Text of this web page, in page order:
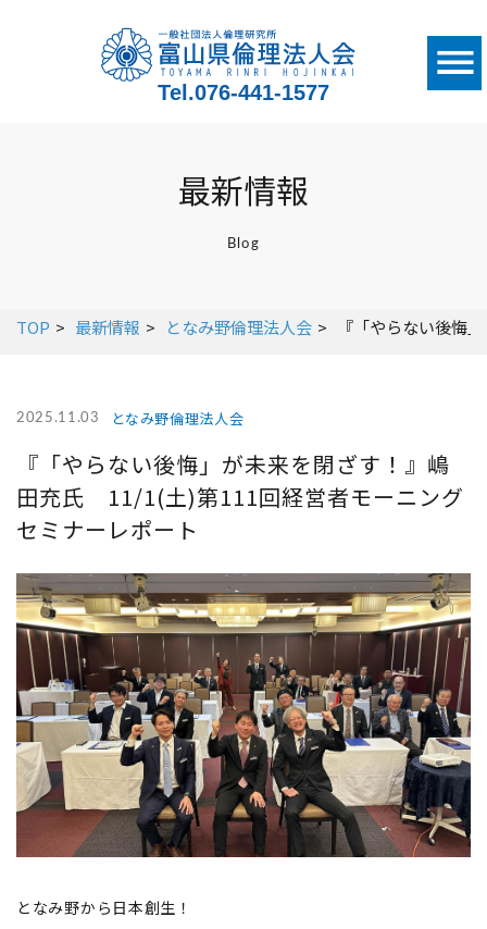
Tel.076-441-1577
最新情報
Blog
TOP 最新情報 となみ野倫理法人会 『「やらない後悔
2025.11.03 となみ野倫理法人会
『「やらない後悔」が未来を閉ざす！』嶋
田充氏 11/1(土)第111回経営者モーニング
セミナーレポート
となみ野から日本創生！